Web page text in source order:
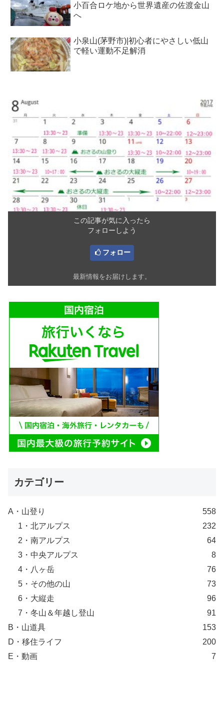
小百合ロケ地から世界遺産の佐渡金山
へ
小泉山(茅野市)|初心者にやさしい低山
で軽い運動不足解消
この記事が気に入ったら
フォローしよう
フォロー
最新情報をお届けします。
カテゴリー
A・山登り
558
1・北アルプス
232
2・南アルプス
64
3・中央アルプス
8
4・八ヶ岳
76
5・その他の山
73
6・大縦走
96
7・冬山＆年越し登山
91
B・山道具
153
D・移住ライフ
200
E・動画
7